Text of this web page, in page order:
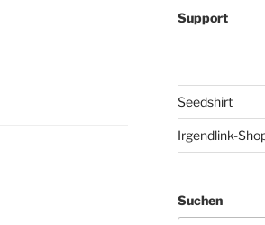
Support
Seedshirt
Irgendlink-
Suchen